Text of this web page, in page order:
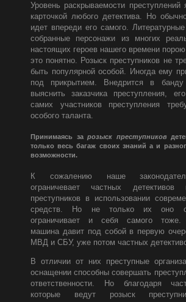
Уровень раскрываемости преступлений
карточкой любого детектива. Но
идет впереди его самого.
собранные персонажи из многих
настоящих героев нашего времени
это понятно. Розыск преступников не
быть популярной особой. Иногда ему
под прикрытием. Внедрится в
выяснить заказчика преступления,
самих участников преступления
особого таланта.
Принимаясь за розыск преступников
только весь багаж своих знаний а и
возможности.
К сожалению наше
ограничевает частных
преступников в использовании
средств. Но не только их оно
ограничивает и себя самого тоже.
машина давит под собой в первую
МВД и СБУ, уже потом частных
В отличии от них преступные
оснащении способны совершать
ответственности. Но благодаря
которые ведут розыск